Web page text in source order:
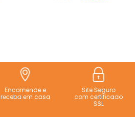
Encomende e
receba em casa
Site Seguro
com certificado
SSL